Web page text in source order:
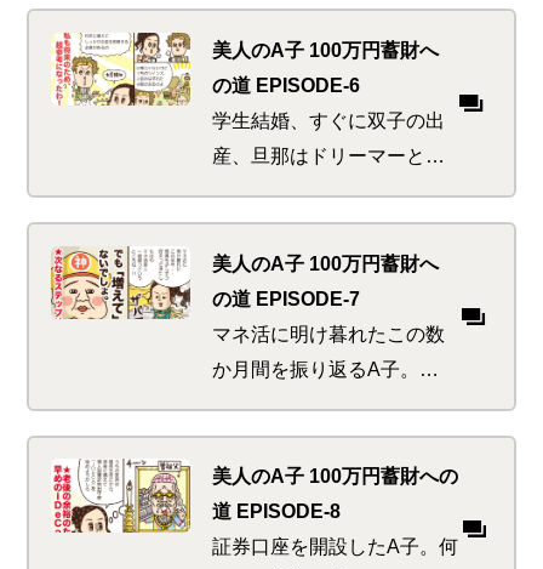
子。大いに満喫の後、実は
裏本命とも言える屋台食べ
歩きにでかけて起こる悲劇
とは
美人のA子 100万円蓄財へ
の道 EPISODE-6
学生結婚、すぐに双子の出
産、旦那はドリーマーとい
う旧友を訪ねたA子。けっ
こう生活が厳しいのではな
いかとウワサだったが、ど
っこい母は強しを思い知る
美人のA子 100万円蓄財へ
の道 EPISODE-7
マネ活に明け暮れたこの数
か月間を振り返るA子。節
約や貯金にいそしみ、我な
がらなかなかのマネ活美人
を自負できると思った途端
に、神から鉄槌の如きダメ
出しが！？
美人のA子 100万円蓄財への
道 EPISODE-8
証券口座を開設したA子。何